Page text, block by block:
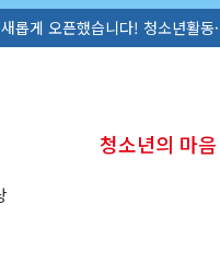
했습니다! 청소년활동·정책
청소년의 마